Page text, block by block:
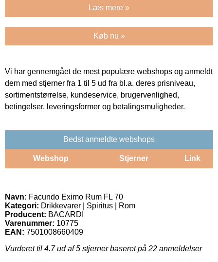
Læs mere »
Køb nu »
Vi har gennemgået de mest populære webshops og anmeldt
dem med stjerner fra 1 til 5 ud fra bl.a. deres prisniveau,
sortimentstørrelse, kundeservice, brugervenlighed,
betingelser, leveringsformer og betalingsmuligheder.
Bedst anmeldte webshops
Webshop Stjerner Link
Navn: Facundo Eximo Rum FL 70
Kategori: Drikkevarer | Spiritus | Rom
Producent: BACARDI
Varenummer: 10775
EAN: 7501008660409
Vurderet til 4.7ud af 5 stjerner baseret på 22 anmeldelser